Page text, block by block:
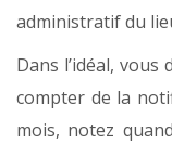
administratif du
Dans l’idéal,
compter de la
mois, notez